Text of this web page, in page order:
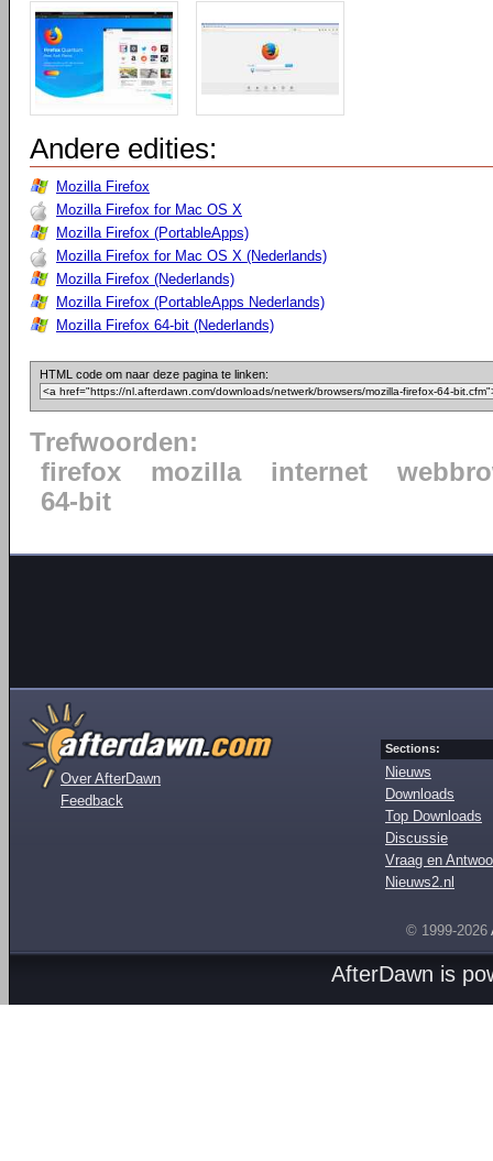
Andere edities:
Mozilla Firefox
Mozilla Firefox for Mac OS X
Mozilla Firefox (PortableApps)
Mozilla Firefox for Mac OS X (Nederlands)
Mozilla Firefox (Nederlands)
Mozilla Firefox (PortableApps Nederlands)
Mozilla Firefox 64-bit (Nederlands)
HTML code om naar deze pagina te linken:
Trefwoorden:
firefox
mozilla internet
64-bit
Over AfterDawn
Feedback
Sections:
Nieuws
Downloads
Top Downloads
Discussie
Vraag en
Nieuws2.nl
© 1999-2026
AfterDawn is